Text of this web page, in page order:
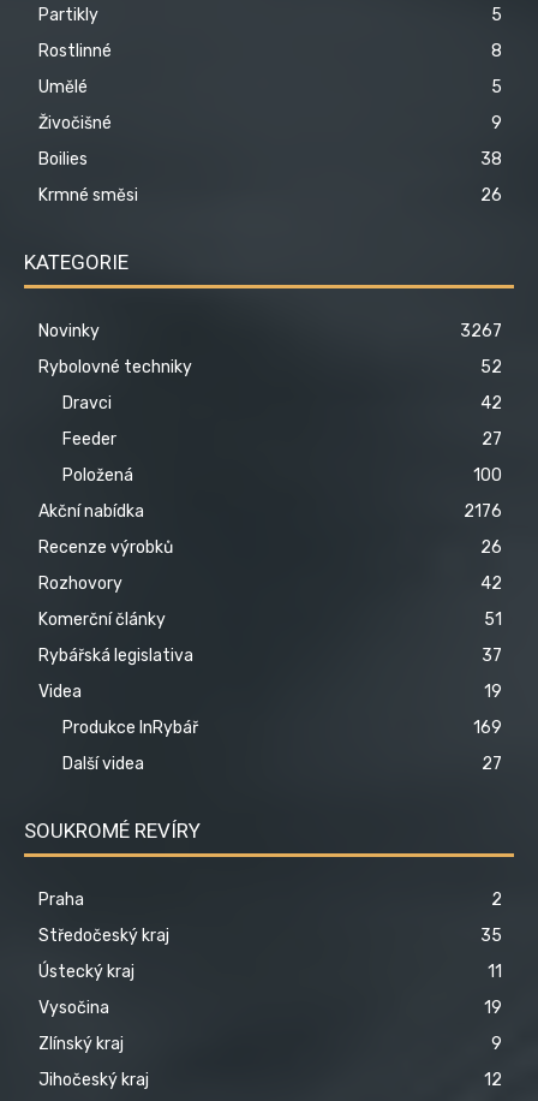
Partikly
5
Rostlinné
8
Umělé
5
Živočišné
9
Boilies
38
Krmné směsi
26
KATEGORIE
Novinky
3267
Rybolovné techniky
52
Dravci
42
Feeder
27
Položená
100
Akční nabídka
2176
Recenze výrobků
26
Rozhovory
42
Komerční články
51
Rybářská legislativa
37
Videa
19
Produkce InRybář
169
Další videa
27
SOUKROMÉ REVÍRY
Praha
2
Středočeský kraj
35
Ústecký kraj
11
Vysočina
19
Zlínský kraj
9
Jihočeský kraj
12